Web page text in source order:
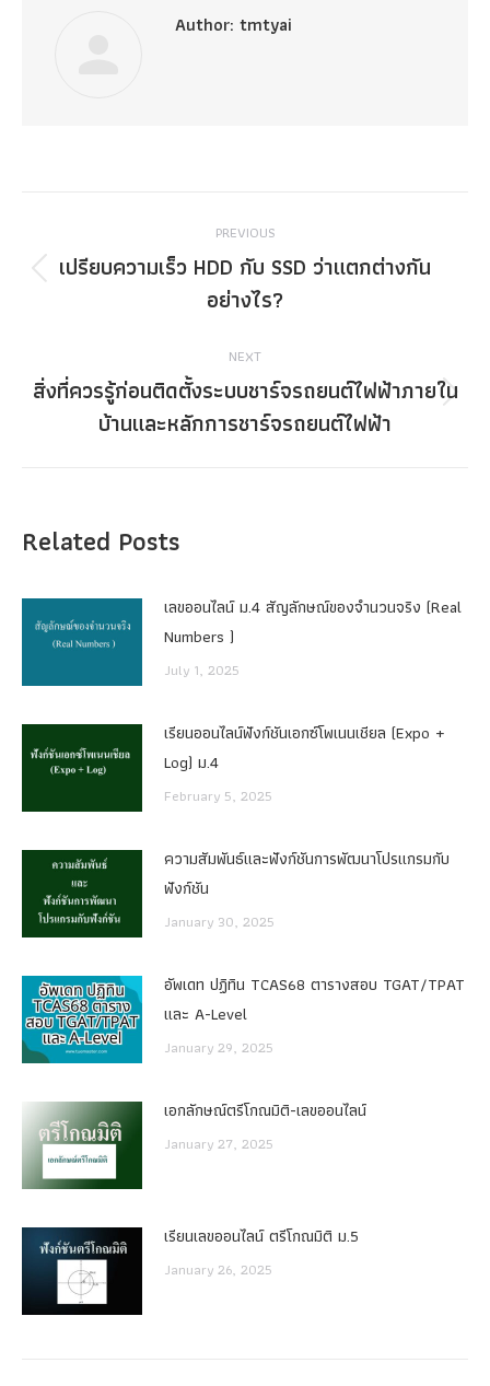
Author: tmtyai
navigation
PREVIOUS
Previous
post:
เปรียบความเร็ว HDD กับ SSD ว่าแตกต่างกัน
อย่างไร?
NEXT
Next
post:
สิ่งที่ควรรู้ก่อนติดตั้งระบบชาร์จรถยนต์ไฟฟ้าภายใน
บ้านและหลักการชาร์จรถยนต์ไฟฟ้า
Related Posts
เลขออนไลน์ ม.4 สัญลักษณ์ของจำนวนจริง (Real
Numbers )
July 1, 2025
เรียนออนไลน์ฟังก์ชันเอกซ์โพเนนเชียล (Expo +
Log) ม.4
February 5, 2025
ความสัมพันธ์และฟังก์ชันการพัฒนาโปรแกรมกับ
ฟังก์ชัน
January 30, 2025
อัพเดท ปฏิทิน TCAS68 ตารางสอบ TGAT/TPAT
และ A-Level
January 29, 2025
เอกลักษณ์ตรีโกณมิติ-เลขออนไลน์
January 27, 2025
เรียนเลขออนไลน์ ตรีโกณมิติ ม.5
January 26, 2025